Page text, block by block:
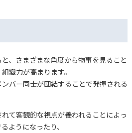
、さまざまな角度から物事を見ること
織力が高まります。
バー同士が団結することで発揮される
て客観的な視点が養われることによっ
ようになったり、